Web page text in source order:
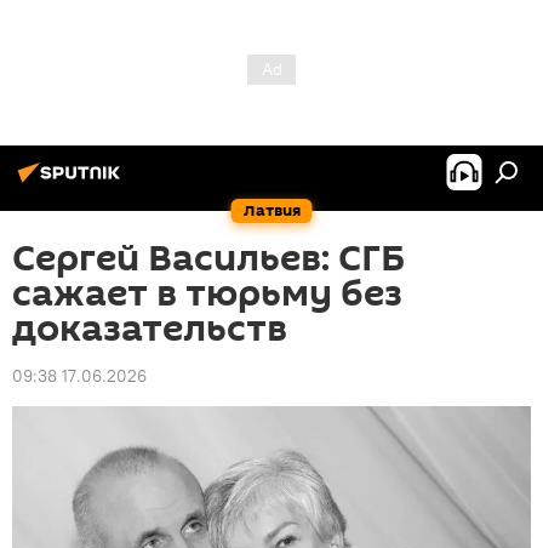
Латвия
Сергей Васильев: СГБ
сажает в тюрьму без
доказательств
09:38 17.06.2026